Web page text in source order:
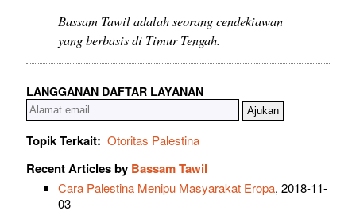
Bassam Tawil adalah seorang cendekiawan
yang berbasis di Timur Tengah.
LANGGANAN DAFTAR LAYANAN
Topik Terkait: Otoritas Palestina
Recent Articles by Bassam Tawil
Cara Palestina Menipu Masyarakat Eropa, 2018-11-
03